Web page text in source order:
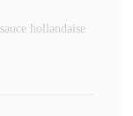
hollandaise